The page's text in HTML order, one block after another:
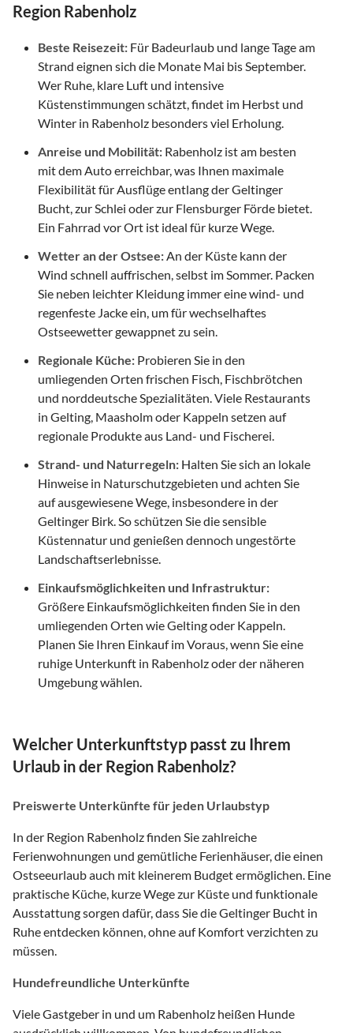
Region Rabenholz
Beste Reisezeit: Für Badeurlaub und lange Tage am
Strand eignen sich die Monate Mai bis September.
Wer Ruhe, klare Luft und intensive
Küstenstimmungen schätzt, findet im Herbst und
Winter in Rabenholz besonders viel Erholung.
Anreise und Mobilität: Rabenholz ist am besten
mit dem Auto erreichbar, was Ihnen maximale
Flexibilität für Ausflüge entlang der Geltinger
Bucht, zur Schlei oder zur Flensburger Förde bietet.
Ein Fahrrad vor Ort ist ideal für kurze Wege.
Wetter an der Ostsee: An der Küste kann der
Wind schnell auffrischen, selbst im Sommer. Packen
Sie neben leichter Kleidung immer eine wind- und
regenfeste Jacke ein, um für wechselhaftes
Ostseewetter gewappnet zu sein.
Regionale Küche: Probieren Sie in den
umliegenden Orten frischen Fisch, Fischbrötchen
und norddeutsche Spezialitäten. Viele Restaurants
in Gelting, Maasholm oder Kappeln setzen auf
regionale Produkte aus Land- und Fischerei.
Strand- und Naturregeln: Halten Sie sich an lokale
Hinweise in Naturschutzgebieten und achten Sie
auf ausgewiesene Wege, insbesondere in der
Geltinger Birk. So schützen Sie die sensible
Küstennatur und genießen dennoch ungestörte
Landschaftserlebnisse.
Einkaufsmöglichkeiten und Infrastruktur:
Größere Einkaufsmöglichkeiten finden Sie in den
umliegenden Orten wie Gelting oder Kappeln.
Planen Sie Ihren Einkauf im Voraus, wenn Sie eine
ruhige Unterkunft in Rabenholz oder der näheren
Umgebung wählen.
Welcher Unterkunftstyp passt zu Ihrem
Urlaub in der Region Rabenholz?
Preiswerte Unterkünfte für jeden Urlaubstyp
In der Region Rabenholz finden Sie zahlreiche
Ferienwohnungen und gemütliche Ferienhäuser, die einen
Ostseeurlaub auch mit kleinerem Budget ermöglichen. Eine
praktische Küche, kurze Wege zur Küste und funktionale
Ausstattung sorgen dafür, dass Sie die Geltinger Bucht in
Ruhe entdecken können, ohne auf Komfort verzichten zu
müssen.
Hundefreundliche Unterkünfte
Viele Gastgeber in und um Rabenholz heißen Hunde